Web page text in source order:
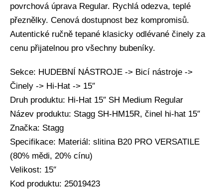
povrchová úprava Regular. Rychlá odezva, teplé
přeznělky. Cenová dostupnost bez kompromisů.
Autentické ručně tepané klasicky odlévané činely za
cenu přijatelnou pro všechny bubeníky.
Sekce: HUDEBNÍ NÁSTROJE -> Bicí nástroje ->
Činely -> Hi-Hat -> 15″
Druh produktu: Hi-Hat 15″ SH Medium Regular
Název produktu: Stagg SH-HM15R, činel hi-hat 15″
Značka: Stagg
Specifikace: Materiál: slitina B20 PRO VERSATILE
(80% mědi, 20% cínu)
Velikost: 15″
Kod produktu: 25019423